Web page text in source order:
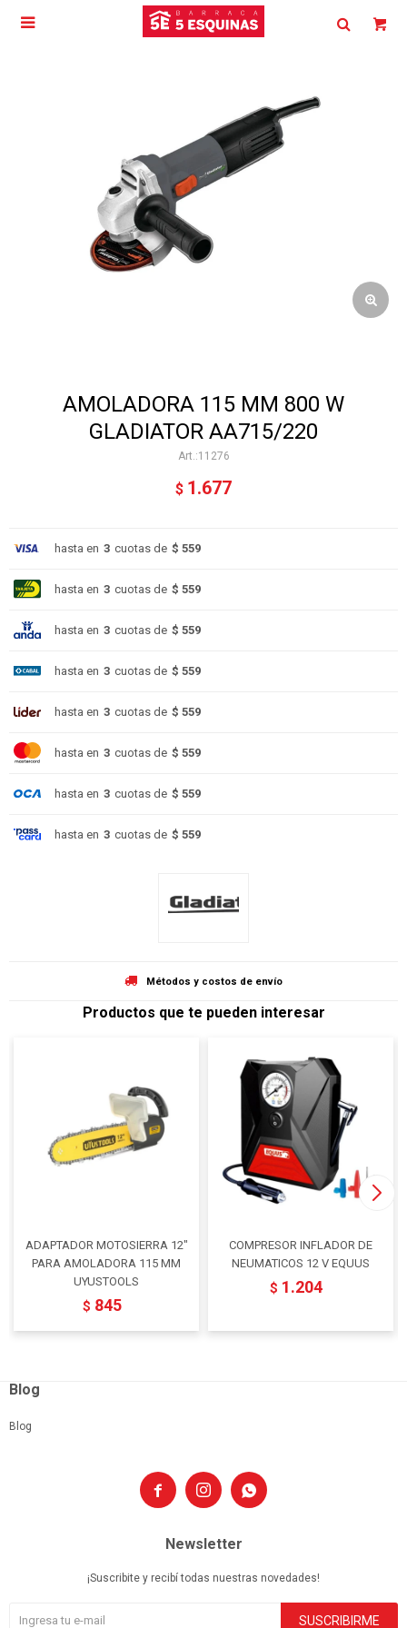

AMOLADORA 115 MM 800 W
GLADIATOR AA715/220
11276
$ 1.677
hasta en 3 cuotas de $ 559
hasta en 3 cuotas de $ 559
hasta en 3 cuotas de $ 559
hasta en 3 cuotas de $ 559
hasta en 3 cuotas de $ 559
hasta en 3 cuotas de $ 559
hasta en 3 cuotas de $ 559
hasta en 3 cuotas de $ 559
Métodos y costos de envío
Productos que te pueden interesar
ADAPTADOR MOTOSIERRA 12"
PARA AMOLADORA 115 MM
UYUSTOOLS
$ 845
COMPRESOR INFLADOR DE
NEUMATICOS 12 V EQUUS
$ 1.204
  
Blog
Blog
Newsletter
¡Suscribite y recibí todas nuestras novedades!
SUSCRIBIRME